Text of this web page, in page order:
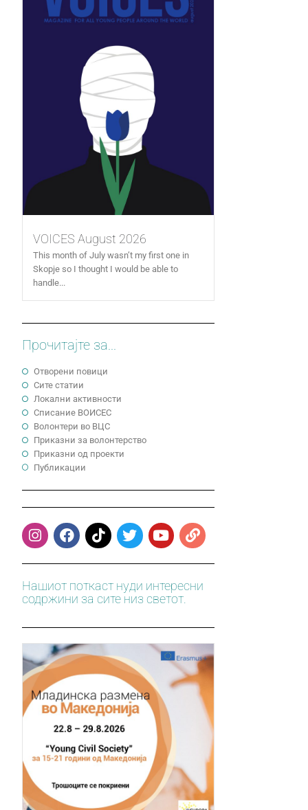
VOICES August 2026
This month of July wasn’t my first one in
Skopje so I thought I would be able to
handle...
Прочитајте за...
Отворени повици
Сите статии
Локални активности
Cписание ВОИСЕС
Волонтери во ВЦС
Приказни за волонтерство
Приказни од проекти
Публикации
Нашиот поткаст нуди интересни
содржини за сите низ светот.